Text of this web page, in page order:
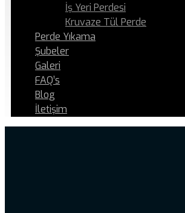
İş Yeri Perdesi
Kruvaze Tül Perde
Perde Yıkama
Şubeler
Galeri
FAQ’s
Blog
İletişim